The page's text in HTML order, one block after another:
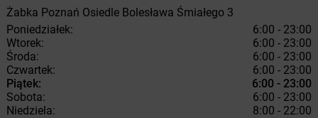
Żabka Poznań Osiedle Bolesława Śmiałego 3
Poniedziałek:
6:00 - 23:00
Wtorek:
6:00 - 23:00
Środa:
6:00 - 23:00
Czwartek:
6:00 - 23:00
Piątek:
6:00 - 23:00
Sobota:
6:00 - 23:00
Niedziela:
8:00 - 22:00